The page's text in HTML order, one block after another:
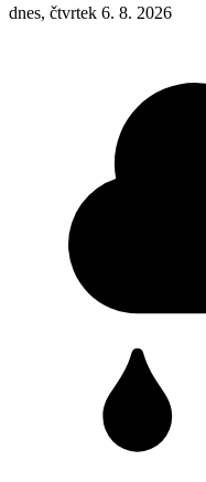
dnes, čtvrtek 6. 8. 2026